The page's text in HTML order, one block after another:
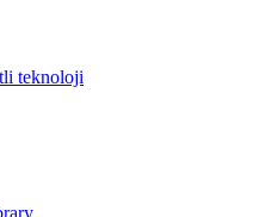
teknoloji